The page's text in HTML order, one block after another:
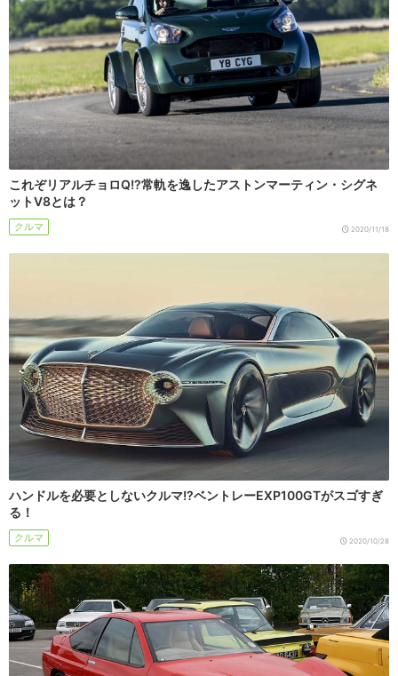
これぞリアルチョロQ!?常軌を逸したアストンマーティン・シグネ
ットV8とは？
クルマ 2020/11/18
ハンドルを必要としないクルマ!?ベントレーEXP100GTがスゴすぎ
る！
クルマ 2020/10/28